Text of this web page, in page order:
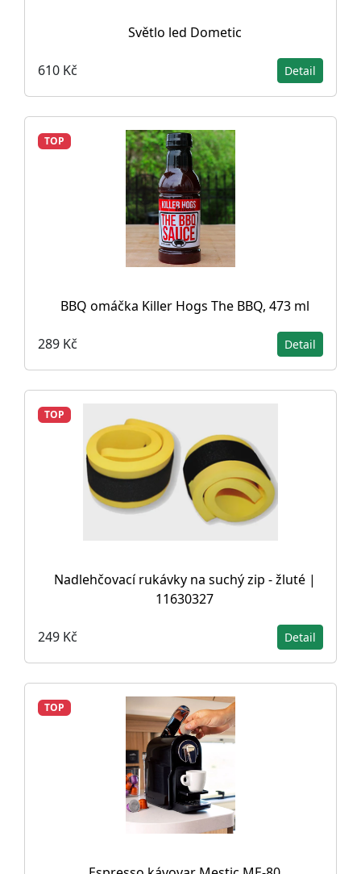
Světlo led Dometic
610 Kč Detail
TOP
BBQ omáčka Killer Hogs The BBQ, 473 ml
289 Kč Detail
TOP
Nadlehčovací rukávky na suchý zip - žluté |
11630327
249 Kč Detail
TOP